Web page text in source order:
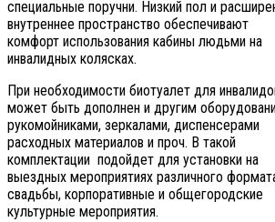
специальные поручни. Низкий пол и
внутреннее пространство обеспечивают
комфорт использования кабины людьми на
инвалидных колясках.
При необходимости биотуалет для
может быть дополнен и другим
рукомойниками, зеркалами, диспенсерами
расходных материалов и проч. В такой
комплектации подойдет для установки на
выездных мероприятиях различного
свадьбы, корпоративные и общегородские
культурные мероприятия.